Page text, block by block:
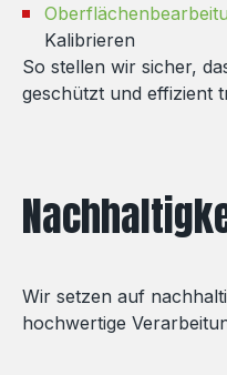
Kalibrieren
So stellen wir sicher,
geschützt und effizient
Wir setzen auf
hochwertige